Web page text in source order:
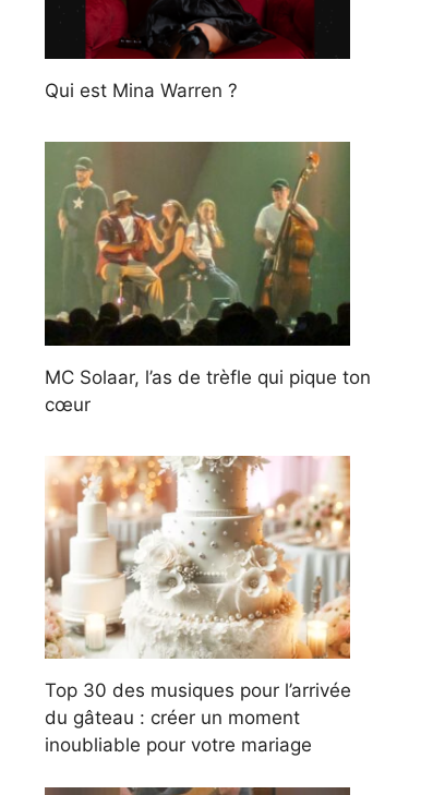
Qui est Mina Warren ?
MC Solaar, l’as de trèfle qui pique ton
cœur
Top 30 des musiques pour l’arrivée
du gâteau : créer un moment
inoubliable pour votre mariage